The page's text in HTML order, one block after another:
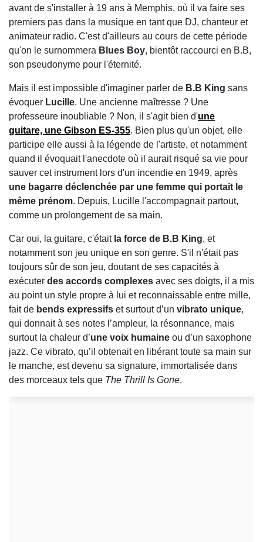
avant de s'installer à 19 ans à Memphis, où il va faire ses
premiers pas dans la musique en tant que DJ, chanteur et
animateur radio. C'est d'ailleurs au cours de cette période
qu'on le surnommera Blues Boy, bientôt raccourci en B.B,
son pseudonyme pour l'éternité.
Mais il est impossible d'imaginer parler de B.B King sans
évoquer Lucille. Une ancienne maîtresse ? Une
professeure inoubliable ? Non, il s'agit bien d'une
guitare, une Gibson ES-355. Bien plus qu'un objet, elle
participe elle aussi à la légende de l'artiste, et notamment
quand il évoquait l'anecdote où il aurait risqué sa vie pour
sauver cet instrument lors d'un incendie en 1949, après
une bagarre déclenchée par une femme qui portait le
même prénom. Depuis, Lucille l'accompagnait partout,
comme un prolongement de sa main.
Car oui, la guitare, c'était la force de B.B King, et
notamment son jeu unique en son genre. S'il n'était pas
toujours sûr de son jeu, doutant de ses capacités à
exécuter des accords complexes avec ses doigts, il a mis
au point un style propre à lui et reconnaissable entre mille,
fait de bends expressifs et surtout d’un vibrato unique,
qui donnait à ses notes l’ampleur, la résonnance, mais
surtout la chaleur d’une voix humaine ou d’un saxophone
jazz. Ce vibrato, qu’il obtenait en libérant toute sa main sur
le manche, est devenu sa signature, immortalisée dans
des morceaux tels que The Thrill Is Gone.